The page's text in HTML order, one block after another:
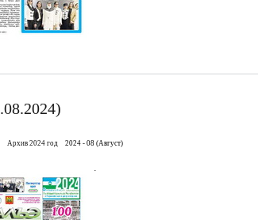
Архив 2024 год 2024 - 08 (Август)